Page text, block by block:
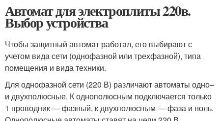
Автомат для электроплиты 220в.
Выбор устройства
Чтобы защитный автомат работал, его выбирают с
учетом вида сети (однофазной или трехфазной), типа
помещения и вида техники.
Для однофазной сети (220 В) различают автоматы одно–
и двухполюсные. К однополюсным подключается только
1 проводник — фазный, к двухполюсным — фаза и ноль.